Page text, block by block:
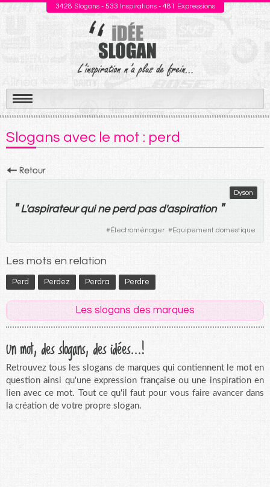
3428 Slogans - 533 Inspirations - 481 Expressions
Aller
au
contenu
Slogans avec le mot : perd
Dyson
"L'aspirateur qui ne perd pasd'aspiration "
#Électroménager #Equipement domestique
Les mots en relation
Perd Perdez Perdra Perdre
Les slogans des marques
Un mot, des slogans, des idées...!
Retrouvez tous les slogans de marques qui contiennent le mot en
question ainsi qu'une expression française ou une inspiration en
lien avec ce mot. Tout ce qu'il faut pour vous faire avancer dans
la création de votre propre slogan.